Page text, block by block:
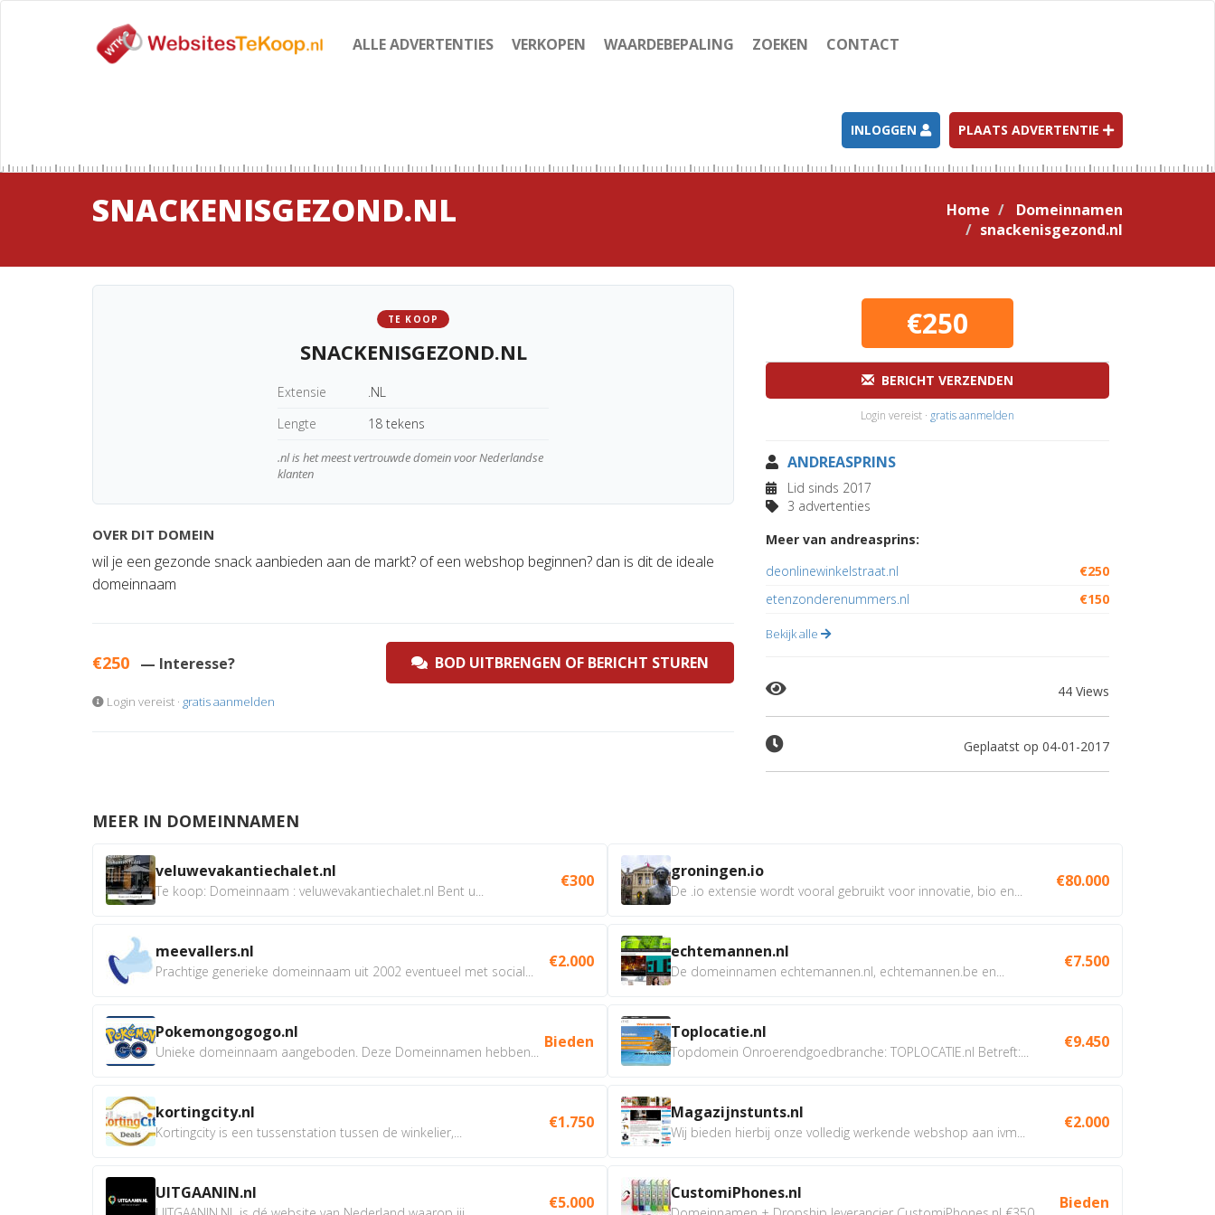
ALLE ADVERTENTIES VERKOPEN WAARDEBEPALING ZOEKEN CONTACT
INLOGGEN PLAATS ADVERTENTIE
SNACKENISGEZOND.NL Home
Domeinnamen
snackenisgezond.nl
TE KOOP
SNACKENISGEZOND.NL
Extensie
.NL
Lengte
18 tekens
.nl is het meest vertrouwde domein voor Nederlandse
klanten
OVER DIT DOMEIN
wil je een gezonde snack aanbieden aan de markt? of een webshop beginnen? dan is dit de ideale
domeinnaam
€250 — Interesse? BOD UITBRENGEN OF BERICHT STUREN
Login vereist · gratis aanmelden
€250
BERICHT VERZENDEN
Login vereist · gratis aanmelden
ANDREASPRINS
Lid sinds 2017
3 advertenties
Meer van andreasprins:
deonlinewinkelstraat.nl
€250
etenzonderenummers.nl
€150
Bekijk alle
44 Views
Geplaatst op 04-01-2017
MEER IN DOMEINNAMEN
veluwevakantiechalet.nl
Te koop: Domeinnaam : veluwevakantiechalet.nl Bent u...
€300
meevallers.nl
Prachtige generieke domeinnaam uit 2002 eventueel met social...
€2.000
Pokemongogogo.nl
Unieke domeinnaam aangeboden. Deze Domeinnamen hebben...
Bieden
kortingcity.nl
Kortingcity is een tussenstation tussen de winkelier,...
€1.750
UITGAANIN.nl €5.000
groningen.io
De .io extensie wordt vooral gebruikt voor innovatie, bio en...
€80.000
echtemannen.nl
De domeinnamen echtemannen.nl, echtemannen.be en...
€7.500
Toplocatie.nl
Topdomein Onroerendgoedbranche: TOPLOCATIE.nl Betreft:...
€9.450
Magazijnstunts.nl
Wij bieden hierbij onze volledig werkende webshop aan ivm...
€2.000
CustomiPhones.nl Bieden